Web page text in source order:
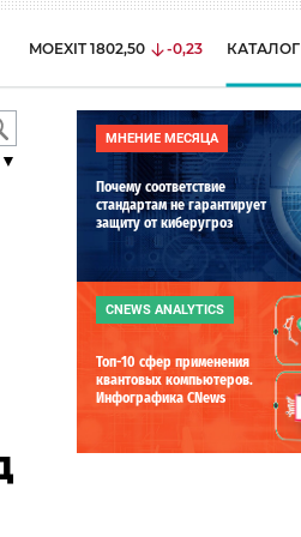
MOEXIT 1802,50 -0,23 КАТАЛОГ
МНЕНИЕ МЕСЯЦА
Почему соответствие
стандартам не гарантирует
защиту от киберугроз
CNEWS ANALYTICS
Топ-10 сфер применения
квантовых компьютеров.
Инфографика CNews